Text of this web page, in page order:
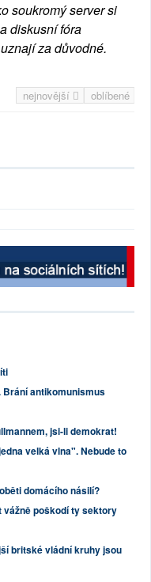
soukromý server si
diskusní fóra
za důvodné.
nejnovější oblíbené
antikomunismus
jsi-li demokrat!
velká vlna". Nebude to
domácího násilí?
poškodí ty sektory
britské vládní kruhy jsou